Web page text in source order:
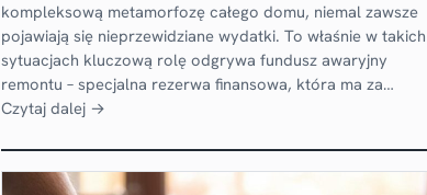
kompleksową metamorfozę całego domu, niemal zawsze
pojawiają się nieprzewidziane wydatki. To właśnie w takich
sytuacjach kluczową rolę odgrywa fundusz awaryjny
remontu – specjalna rezerwa finansowa, która ma za…
Czytaj dalej →